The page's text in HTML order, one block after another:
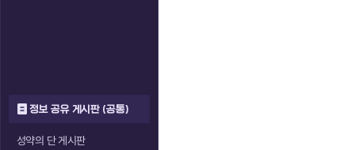
정보 공유 게시판 (공통)
성약의 단 게시판